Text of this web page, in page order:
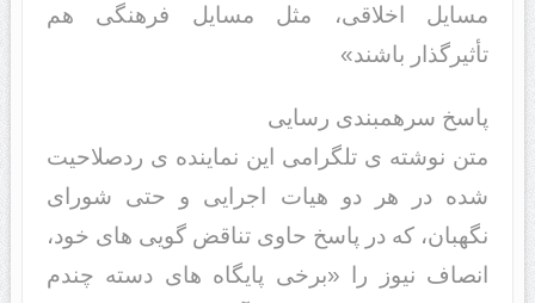
مسایل اخلاقی، مثل مسایل فرهنگی هم
تأثیرگذار باشند»
پاسخ سرهمبندی رسایی
متن نوشته ی تلگرامی این نماینده ی ردصلاحیت
شده در هر دو هیات اجرایی و حتی شورای
نگهبان، که در پاسخ حاوی تناقض گویی های خود،
انصاف نیوز را «برخی پایگاه های دسته چندم